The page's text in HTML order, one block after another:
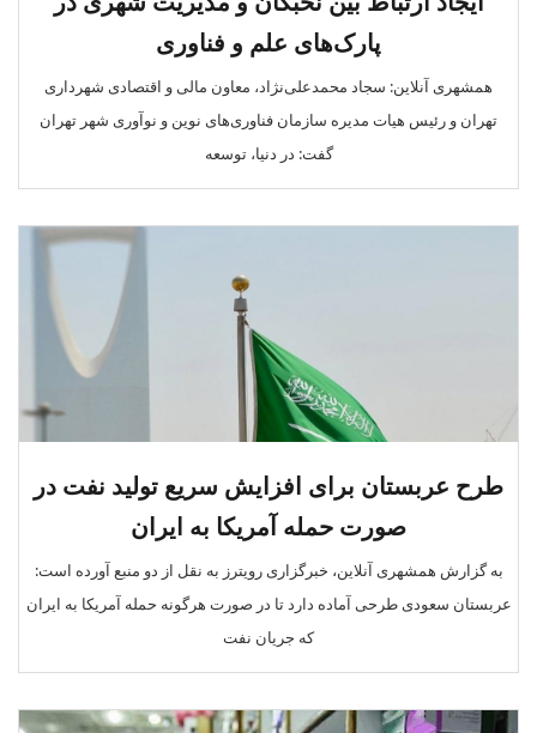
پارک‌های علم و فناوری
همشهری آنلاین: سجاد محمدعلی‌نژاد، معاون مالی و اقتصادی شهرداری
تهران و رئیس هیات مدیره سازمان فناوری‌های نوین و نوآوری شهر تهران
گفت:‌ در دنیا، توسعه
طرح عربستان برای افزایش سریع تولید نفت در
صورت حمله آمریکا به ایران
به گزارش همشهری آنلاین، خبرگزاری رویترز به نقل از دو منبع آورده است:
عربستان سعودی طرحی آماده دارد تا در صورت هرگونه حمله آمریکا به ایران
که جریان نفت